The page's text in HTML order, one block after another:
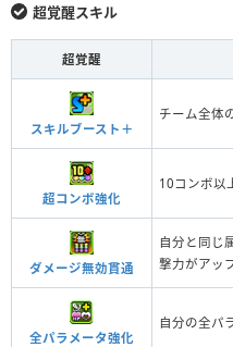
超覚醒スキル
超覚醒
スキルブースト＋
チーム全体
超コンボ強化
10コンボ以
ダメージ無効貫通
自分と同じ
撃力がアッ
全パラメータ強化
自分の全パ